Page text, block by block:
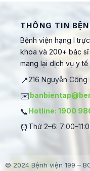
THÔNG TIN
Bệnh viện hạng I
khoa và 200+ bác
mang lại dịch vụ y tế
📍216 Nguyễn
✉️
📞Hotline: 1900
⏰ Thứ 2–6:
© 2024 Bệnh viện 199 –